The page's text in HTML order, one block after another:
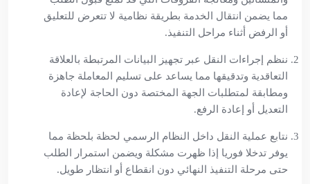
مما يضمن انتقال الخدمة بطريقة نظامية لا تتعرض للتعليق
أو الرفض أثناء مراحل التنفيذ.
ننظم إجراءات النقل عبر تجهيز البيانات المرتبطة بالعلاقة
التعاقدية وتدقيقها مما يساعد على تسليم المعاملة جاهزة
ومطابقة لمتطلبات الجهة المختصة دون الحاجة لإعادة
التعديل أو إعادة الرفع.
نتابع عملية النقل داخل النظام الرسمي لحظة بلحظة مما
يوفر تدخلا فوريا إذا ظهرت مشكلة ويضمن استمرار الطلب
حتى مرحلة التنفيذ النهائي دون انقطاع أو انتظار طويل.